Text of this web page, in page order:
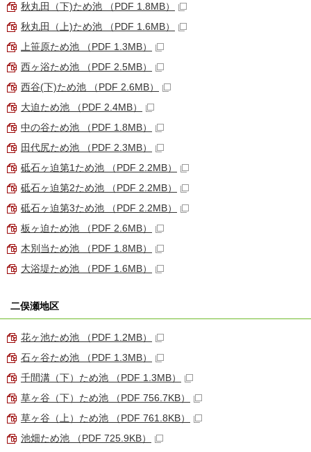
秋丸田（下)ため池 （PDF 1.8MB）
秋丸田（上)ため池 （PDF 1.6MB）
上笹原ため池 （PDF 1.3MB）
西ヶ浴ため池 （PDF 2.5MB）
西谷(下)ため池 （PDF 2.6MB）
大迫ため池 （PDF 2.4MB）
中の谷ため池 （PDF 1.8MB）
田代尻ため池 （PDF 2.3MB）
砥石ヶ迫第1ため池 （PDF 2.2MB）
砥石ヶ迫第2ため池 （PDF 2.2MB）
砥石ヶ迫第3ため池 （PDF 2.2MB）
板ヶ迫ため池 （PDF 2.6MB）
木別当ため池 （PDF 1.8MB）
大浴堤ため池 （PDF 1.6MB）
二俣瀬地区
花ヶ池ため池 （PDF 1.2MB）
石ヶ谷ため池 （PDF 1.3MB）
千間溝（下）ため池 （PDF 1.3MB）
草ヶ谷（下）ため池 （PDF 756.7KB）
草ヶ谷（上）ため池 （PDF 761.8KB）
池畑ため池 （PDF 725.9KB）